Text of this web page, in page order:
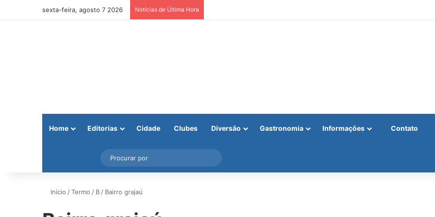
sexta-feira, agosto 7 2026 Notícias de Última Hora
Home Editorias Cidade Clubes Diversão Gastronomia Informações Contato
Instagram
Barra Lateral
por
Início /Termo / B / Bairro grajaú